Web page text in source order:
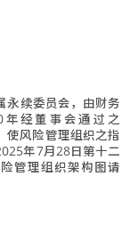
永续委员会，由财务
经董事会通过之
使风险管理组织之指
年7月28日第十二
管理组织架构图请